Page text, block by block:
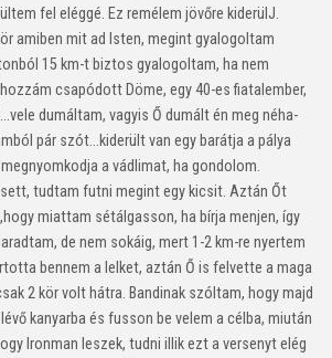
fel eléggé. Ez remélem jövőre kiderül J.
amiben mit ad Isten, megint gyalogoltam
15 km-t biztos gyalogoltam, ha nem
csapódott Döme, egy 40-es fiatalember,
dumáltam, vagyis Ő dumált én meg néha-
pár szót…kiderült van egy barátja a pálya
a vádlimat, ha gondolom.
tudtam futni megint egy kicsit. Aztán Őt
miattam sétálgasson, ha bírja menjen, így
de nem sokáig, mert 1-2 km-re nyertem
bennem a lelket, aztán Ő is felvette a maga
2 kör volt hátra. Bandinak szóltam, hogy majd
kanyarba és fusson be velem a célba, miután
Ironman leszek, tudni illik ezt a versenyt elég